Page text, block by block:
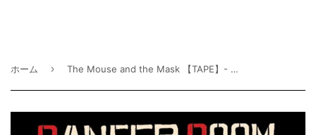
ホーム › The Mouse and the Mask 【TAPE】- DANGER DOOM